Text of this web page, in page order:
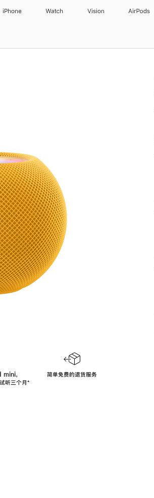
iPhone Watch Vision AirPods
，
听三个月脚
⁺
简单免费的退货服务